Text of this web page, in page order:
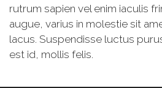
rutrum sapien vel enim iaculis
augue, varius in molestie sit
lacus. Suspendisse luctus
est id, mollis felis.